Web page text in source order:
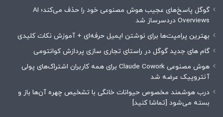
گوگل پاسخ‌های عجیب هوش مصنوعی خود را حذف می‌کند؛ AI
Overviews دردسرساز شد
بهترین پرامپت‌ها برای نوشتن ایمیل حرفه‌ای + آموزش نکات کلیدی
گام های جدید گوگل در راستای تجاری سازی پردازش کوانتومی
هوش مصنوعی Claude Cowork برای همه کاربران اشتراک‌های پولی
آنتروپیک عرضه شد
درب هوشمند مخصوص حیوانات خانگی با تشخیص چهره آن‌ها باز و
بسته می‌شود [تماشا کنید]